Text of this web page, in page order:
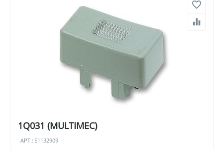
1Q031 (MULTIMEC)
АРТ.: E1132909